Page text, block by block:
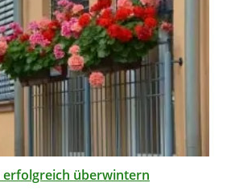
erfolgreich überwintern